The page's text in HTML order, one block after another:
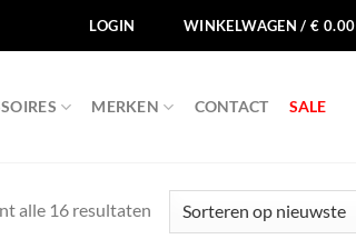
LOGIN WINKELWAGEN /€ 0.00
MERKEN CONTACT SALE
alle 16 resultatenGesorteerd
op